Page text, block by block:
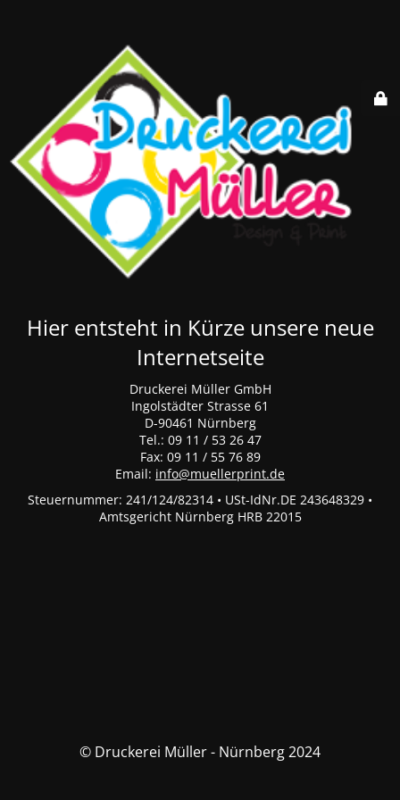
Hier entsteht in Kürze unsere neue
Internetseite
Druckerei Müller GmbH
Ingolstädter Strasse 61
D-90461 Nürnberg
Tel.: 09 11 / 53 26 47
Fax: 09 11 / 55 76 89
Email: info@muellerprint.de
Steuernummer: 241/124/82314 • USt-IdNr.DE 243648329 •
Amtsgericht Nürnberg HRB 22015
© Druckerei Müller - Nürnberg 2024